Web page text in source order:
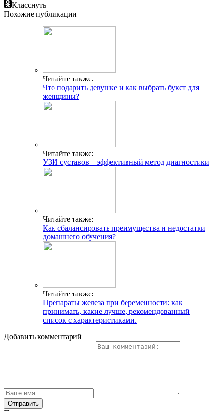
Класснуть
Похожие публикации
Читайте также:
Что подарить девушке и как выбрать букет для
женщины?
Читайте также:
УЗИ суставов – эффективный метод диагностики
Читайте также:
Как сбалансировать преимущества и недостатки
домашнего обучения?
Читайте также:
Препараты железа при беременности: как
принимать, какие лучше, рекомендованный
список с характеристиками.
Добавить комментарий